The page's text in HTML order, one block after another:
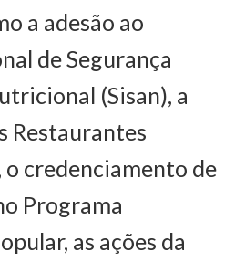
a adesão ao
de Segurança
(Sisan), a
Restaurantes
credenciamento de
Programa
as ações da